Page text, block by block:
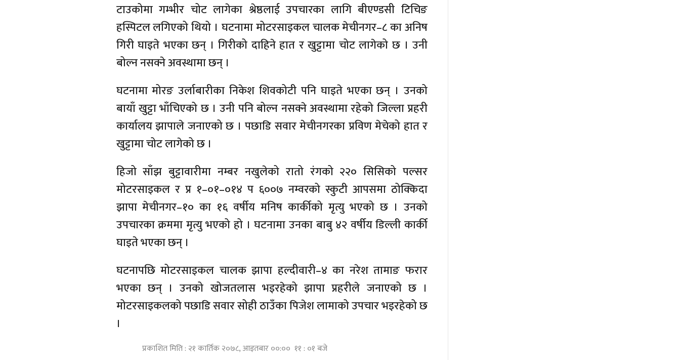
टाउकोमा गम्भीर चोट लागेका श्रेष्ठलाई उपचारका लागि बीएण्डसी टिचिङ
हस्पिटल लगिएको थियो । घटनामा मोटरसाइकल चालक मेचीनगर–८ का अनिष
गिरी घाइते भएका छन् । गिरीको दाहिने हात र खुट्टामा चोट लागेको छ । उनी
बोल्न नसक्ने अवस्थामा छन् ।
घटनामा मोरङ उर्लाबारीका निकेश शिवकोटी पनि घाइते भएका छन् । उनको
बायाँ खुट्टा भाँचिएको छ । उनी पनि बोल्न नसक्ने अवस्थामा रहेको जिल्ला प्रहरी
कार्यालय झापाले जनाएको छ । पछाडि सवार मेचीनगरका प्रविण मेचेको हात र
खुट्टामा चोट लागेको छ ।
हिजो साँझ बुट्टावारीमा नम्बर नखुलेको रातो रंगको २२० सिसिको पल्सर
मोटरसाइकल र प्र १–०१–०१४ प ६००७ नम्वरको स्कुटी आपसमा ठोक्किदा
झापा मेचीनगर–१० का १६ वर्षीय मनिष कार्कीको मृत्यु भएको छ । उनको
उपचारका क्रममा मृत्यु भएको हो । घटनामा उनका बाबु ४२ वर्षीय डिल्ली कार्की
घाइते भएका छन् ।
घटनापछि मोटरसाइकल चालक झापा हल्दीवारी–४ का नरेश तामाङ फरार
भएका छन् । उनको खोजतलास भइरहेको झापा प्रहरीले जनाएको छ ।
मोटरसाइकलको पछाडि सवार सोही ठाउँका पिजेश लामाको उपचार भइरहेको छ
।
प्रकाशित मिति : २१ कार्तिक २०७८, आइतबार ००:०० ११ : ०१ बजे